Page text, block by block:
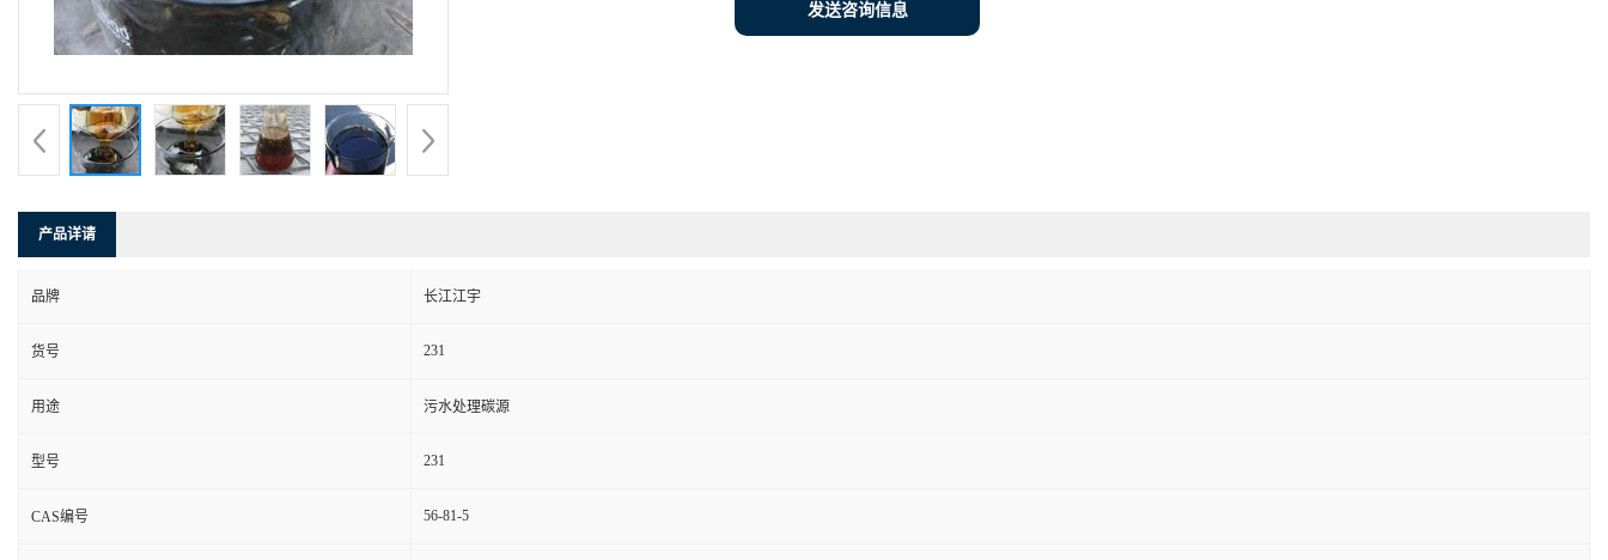
发送咨询信息
产品详请
品牌 长江江宇
货号 231
用途 污水处理碳源
型号 231
CAS编号 56-81-5